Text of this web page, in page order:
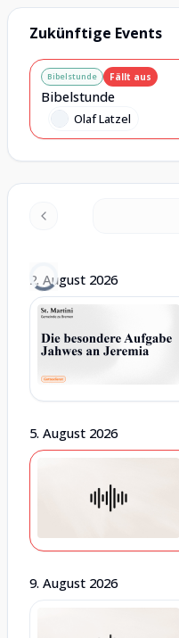
Zukünftige Events
Bibelstunde Fällt aus
Bibelstunde
Olaf Latzel
2. August 2026
5. August 2026
9. August 2026